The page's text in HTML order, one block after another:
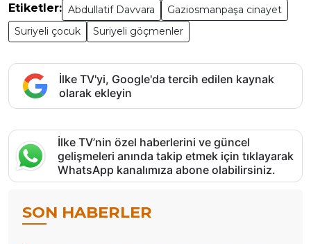
Etiketler: Abdullatif Davvara
Gaziosmanpaşa cinayet
Suriyeli çocuk
Suriyeli göçmenler
İlke TV'yi, Google'da tercih edilen kaynak
olarak ekleyin
İlke TV’nin özel haberlerini ve güncel
gelişmeleri anında takip etmek için tıklayarak
WhatsApp kanalımıza abone olabilirsiniz.
SON HABERLER